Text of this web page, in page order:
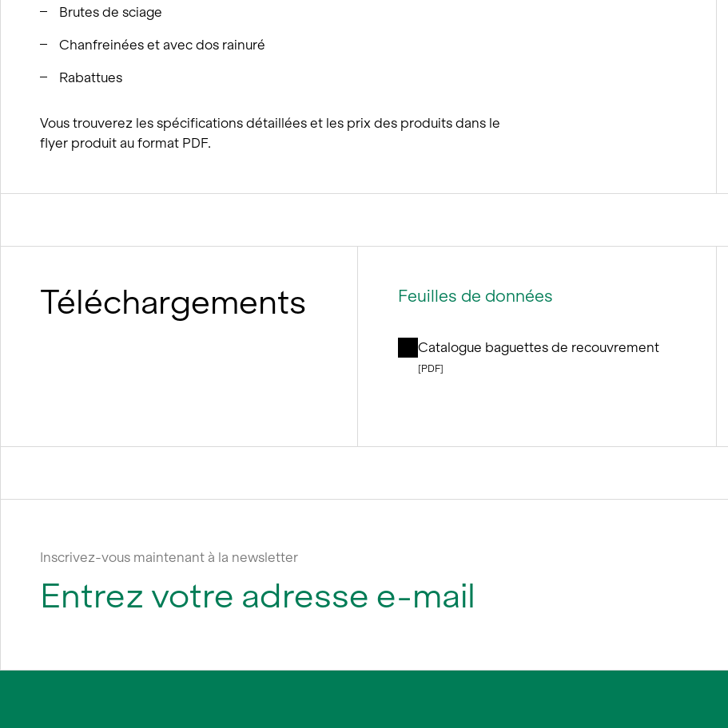
Brutes de sciage
Chanfreinées et avec dos rainuré
Rabattues
Vous trouverez les spécifications détaillées et les prix des produits dans le
flyer produit au format PDF.
Téléchargements Feuilles de données
Catalogue baguettes de recouvrement
[PDF]
Inscrivez-vous maintenant à la newsletter